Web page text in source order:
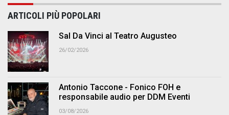
ARTICOLI PIÙ POPOLARI
Sal Da Vinci al Teatro Augusteo
26/02/2026
Antonio Taccone - Fonico FOH e
responsabile audio per DDM Eventi
03/08/2026